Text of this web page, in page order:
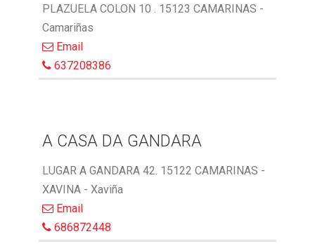
PLAZUELA COLON 10 . 15123 CAMARINAS -
Camariñas
Email
637208386
A CASA DA GANDARA
LUGAR A GANDARA 42. 15122 CAMARINAS -
XAVINA - Xaviña
Email
686872448